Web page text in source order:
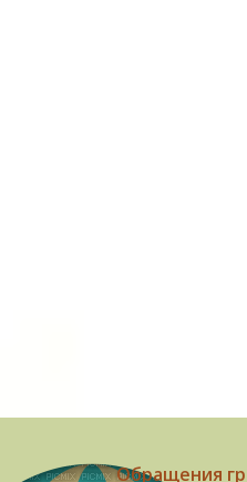
Обращения